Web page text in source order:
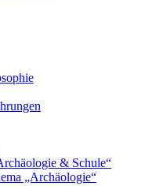
& Schule“
„Archäologie“